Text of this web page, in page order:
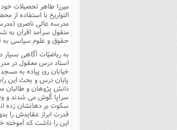
میرزا طاهر تحصیلات
التواریخ با استفاده از
مدرسه عالى ناصرى
منقول سرآمد اقران
حقوق و علوم سیاسى به
به ریاضیّات آگاهى
استاد درس معقول در
خیابان رى پیاده به
پایان درس و بحث این
دانش پژوهان و طالبان
سراپا گوش مى شدند و
سکوت بر دهانشان زده
قدرت ابراز عقایدش را
این را داشت که آموخته